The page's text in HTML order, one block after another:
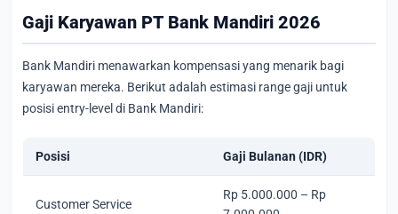
Gaji Karyawan PT Bank Mandiri 2026
Bank Mandiri menawarkan kompensasi yang menarik bagi
karyawan mereka. Berikut adalah estimasi range gaji untuk
posisi entry-level di Bank Mandiri:
Posisi Gaji Bulanan (IDR)
Customer Service
Rp 5.000.000 – Rp